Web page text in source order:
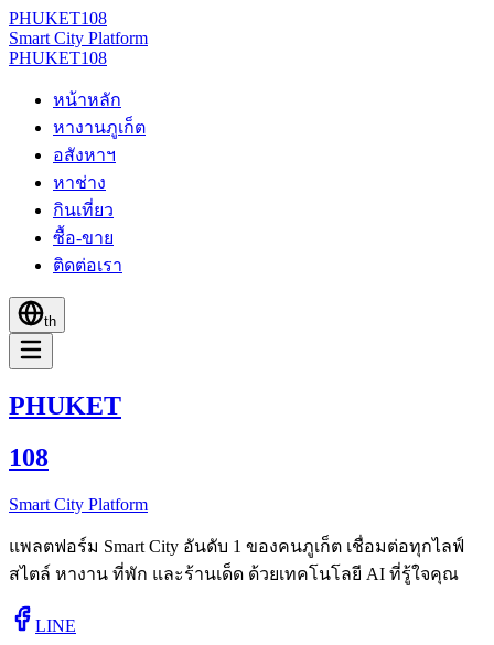
PHUKET108
Smart City Platform
PHUKET108
หน้าหลัก
หางานภูเก็ต
อสังหาฯ
หาช่าง
กินเที่ยว
ซื้อ-ขาย
ติดต่อเรา
th
PHUKET
108
Smart City Platform
แพลตฟอร์ม Smart City อันดับ 1 ของคนภูเก็ต เชื่อมต่อทุกไลฟ์
สไตล์ หางาน ที่พัก และร้านเด็ด ด้วยเทคโนโลยี AI ที่รู้ใจคุณ
LINE